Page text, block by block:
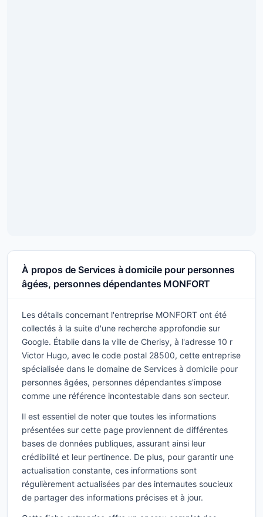
À propos de Services à domicile pour personnes
âgées, personnes dépendantes MONFORT
Les détails concernant l'entreprise MONFORT ont été
collectés à la suite d'une recherche approfondie sur
Google. Établie dans la ville de Cherisy, à l'adresse 10 r
Victor Hugo, avec le code postal 28500, cette entreprise
spécialisée dans le domaine de Services à domicile pour
personnes âgées, personnes dépendantes s'impose
comme une référence incontestable dans son secteur.
Il est essentiel de noter que toutes les informations
présentées sur cette page proviennent de différentes
bases de données publiques, assurant ainsi leur
crédibilité et leur pertinence. De plus, pour garantir une
actualisation constante, ces informations sont
régulièrement actualisées par des internautes soucieux
de partager des informations précises et à jour.